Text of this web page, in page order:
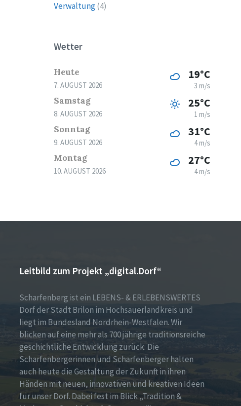
Verwaltung(4)
Wetter
Heute
7. AUGUST 2026
19°C
3 m/s
Samstag
8. AUGUST 2026
25°C
1 m/s
Sonntag
9. AUGUST 2026
31°C
4 m/s
Montag
10. AUGUST 2026
27°C
4 m/s
Leitbild zum Projekt „digital.Dorf“
Scharfenberg ist ein LEBENS- & ERLEBENSWERTES
Dorf der Stadt Brilon im Hochsauerlandkreis und
liegt im Bundesland Nordrhein-Westfalen. Wir
blicken auf eine mehr als 700 jährige traditionsreiche
geschichtliche Entwicklung zurück. Die
Scharfenbergerinnen und Scharfenberger halten
auch heute die Gestaltung der Zukunft in ihren
Händen mit neuen, innovativen und kreativen Ideen
für unser Dorf. Dabei fest im Blick „Tradition &